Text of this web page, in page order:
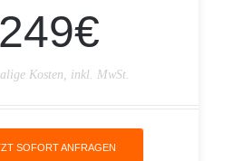
249€
Kosten, inkl. MwSt.
SOFORT ANFRAGEN